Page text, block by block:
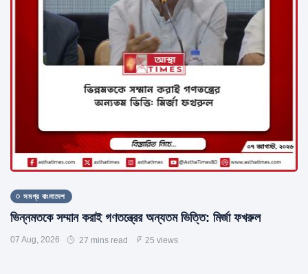
সমগ্র বাংলাদেশ
ভিন্নমতকে সম্মান করাই গণতন্ত্রের অন্যতম ভিত্তি: মির্জা ফখরুল
07 Aug, 2026 27 mins read 25 views